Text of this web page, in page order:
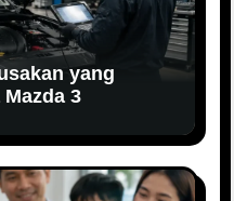
yang
3